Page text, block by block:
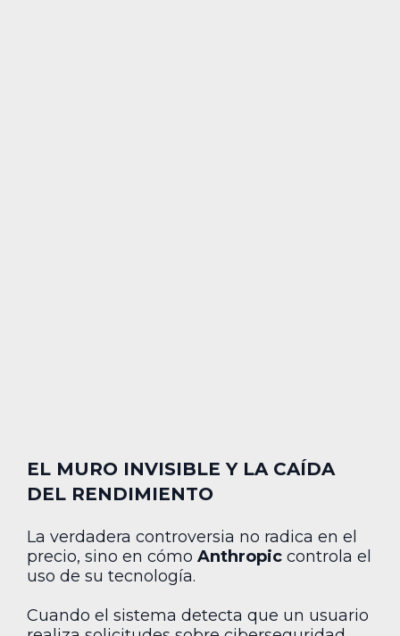
EL MURO INVISIBLE Y LA CAÍDA
DEL RENDIMIENTO
La verdadera controversia no radica en el
precio, sino en cómo Anthropic controla el
uso de su tecnología.
Cuando el sistema detecta que un usuario